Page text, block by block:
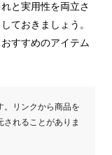
と実用性を両立さ
ておきましょう。
すすめのアイテム
。リンクから商品を
れることがありま